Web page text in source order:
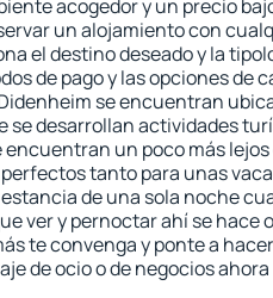
acogedor y un precio
un alojamiento con
el destino deseado y la
de pago y las opciones de
se encuentran
se desarrollan actividades
un poco más lejos
tanto para unas
de una sola noche
ver y pernoctar ahí se hace
te convenga y ponte a
de ocio o de negocios